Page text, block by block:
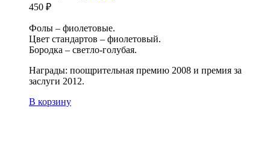
450 ₽
Фолы – фиолетовые.
Цвет стандартов – фиолетовый.
Бородка – светло-голубая.
Награды: поощрительная премию 2008 и премия за
заслуги 2012.
В корзину